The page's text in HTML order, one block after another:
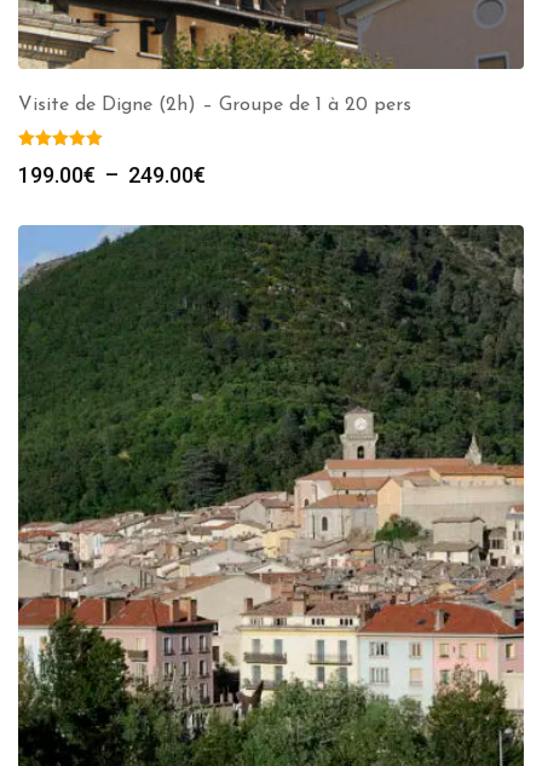
Visite de Digne (2h) – Groupe de 1 à 20 pers
199.00€ – 249.00€
prix :
199.00€
à
249.00€